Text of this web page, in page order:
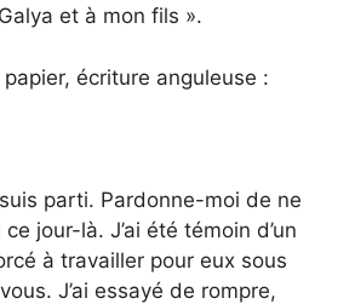
et à mon fils ».
écriture anguleuse :
parti. Pardonne-moi de ne
jour-là. J’ai été témoin d’un
à travailler pour eux sous
J’ai essayé de rompre,